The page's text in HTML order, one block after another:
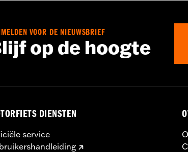
moeten misschien nieuwe pakkingen
VOOR DE NIEUWSBRIEF
op de hoogte
DIENSTEN
service